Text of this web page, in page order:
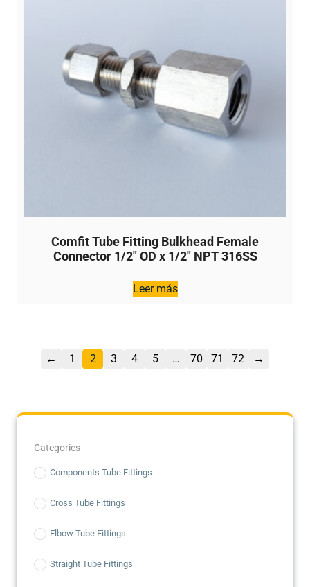
Comfit Tube Fitting Bulkhead Female
Connector 1/2″ OD x 1/2″ NPT 316SS
Leer más
← 1 2 3 4 5 … 70 71 72 →
Categories
Components Tube Fittings
Cross Tube Fittings
Elbow Tube Fittings
Straight Tube Fittings